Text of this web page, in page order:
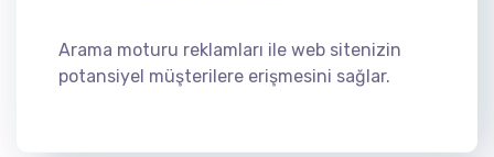
Arama moturu reklamları ile web sitenizin
potansiyel müşterilere erişmesini sağlar.